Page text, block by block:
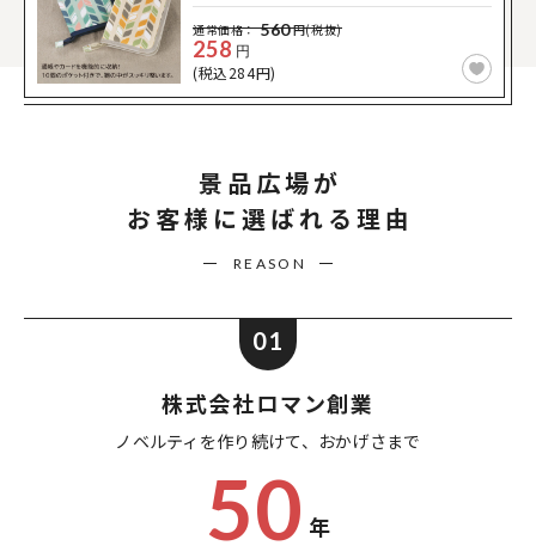
通常価格： 560円(税抜)
258 円
(税込284円)
景品広場が
お客様に選ばれる理由
REASON
01
株式会社ロマン創業
ノベルティを作り続けて、 おかげさまで
50 年